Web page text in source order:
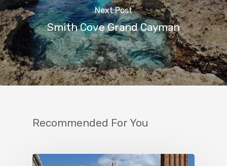
Next Post
Smith Cove Grand Cayman
Recommended For You